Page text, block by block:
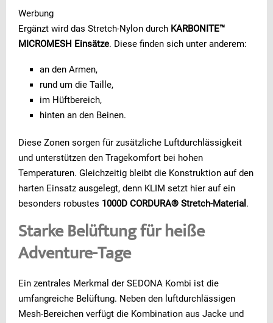
Werbung
Ergänzt wird das Stretch-Nylon durch KARBONITE™
MICROMESH Einsätze. Diese finden sich unter anderem:
an den Armen,
rund um die Taille,
im Hüftbereich,
hinten an den Beinen.
Diese Zonen sorgen für zusätzliche Luftdurchlässigkeit
und unterstützen den Tragekomfort bei hohen
Temperaturen. Gleichzeitig bleibt die Konstruktion auf den
harten Einsatz ausgelegt, denn KLIM setzt hier auf ein
besonders robustes 1000D CORDURA® Stretch-Material .
Starke Belüftung für heiße
Adventure-Tage
Ein zentrales Merkmal der SEDONA Kombi ist die
umfangreiche Belüftung. Neben den luftdurchlässigen
Mesh-Bereichen verfügt die Kombination aus Jacke und